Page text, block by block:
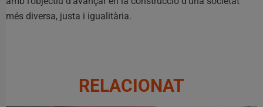
més diversa, justa i igualitària.
RELACIONAT